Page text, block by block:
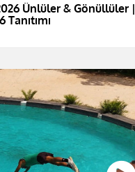
Ünlüler & Gönüllüler |
Tanıtımı